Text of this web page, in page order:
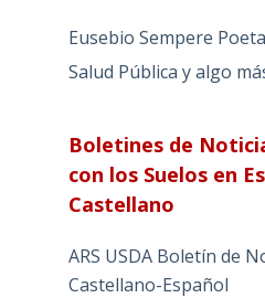
Eusebio Sempere
Salud Pública y algo
Boletines de
con los Suelos en
Castellano
ARS USDA Boletín de
Castellano-Español